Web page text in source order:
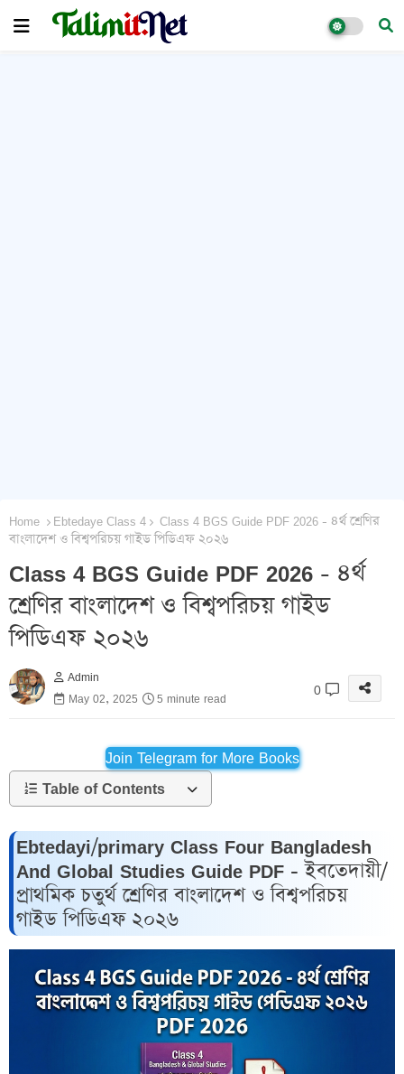
Home Ebtedaye Class 4
Class 4 BGS Guide PDF 2026 - ৪র্থ শ্রেণির
বাংলাদেশ ও বিশ্বপরিচয় গাইড পিডিএফ ২০২৬
Class 4 BGS Guide PDF 2026 - ৪র্থ
শ্রেণির বাংলাদেশ ও বিশ্বপরিচয় গাইড
পিডিএফ ২০২৬
Admin
May 02, 2025
5 minute read 0
Join Telegram for More Books
Table of Contents
Ebtedayi/primary Class Four Bangladesh
And Global Studies Guide PDF - ইবতেদায়ী/
প্রাথমিক চতুর্থ শ্রেণির বাংলাদেশ ও বিশ্বপরিচয়
গাইড পিডিএফ ২০২৬